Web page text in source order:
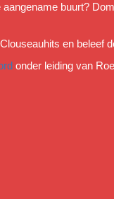
buurt?
en beleef
onder leiding van